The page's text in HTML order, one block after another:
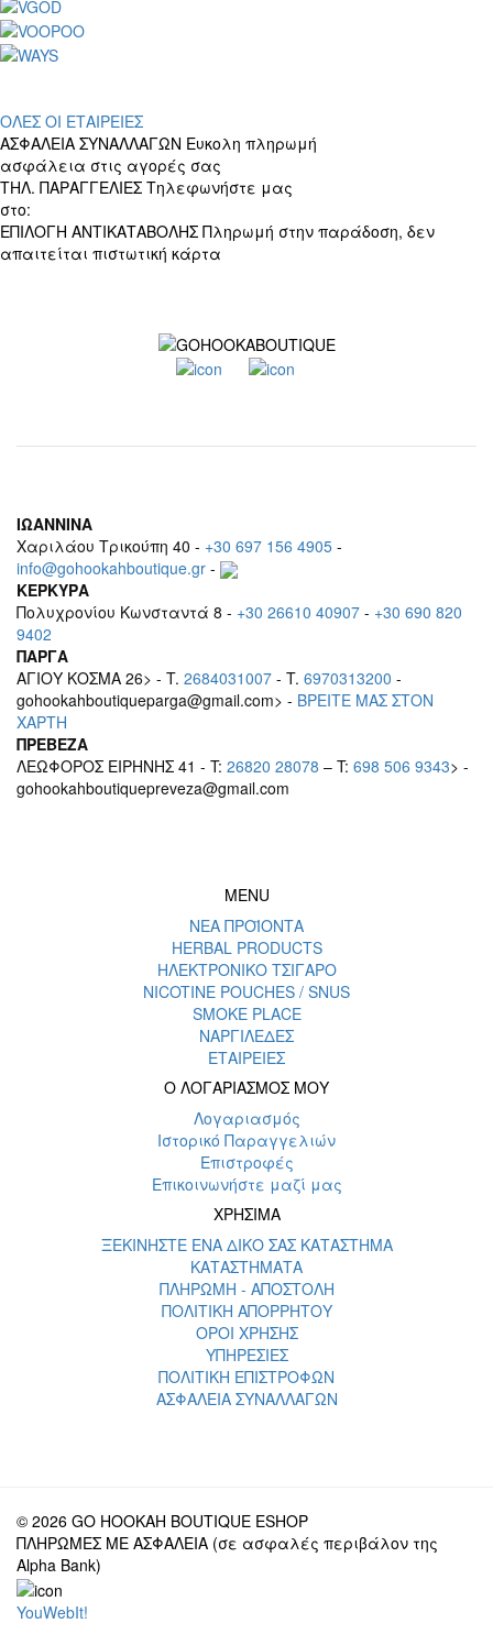
ΟΛΕΣ ΟΙ ΕΤΑΙΡΕΙΕΣ
ΑΣΦΑΛΕΙΑ ΣΥΝΑΛΛΑΓΩΝ Ευκολη πληρωμή
ασφάλεια στις αγορές σας
ΤΗΛ. ΠΑΡΑΓΓΕΛΙΕΣ Τηλεφωνήστε μας
στο:
ΕΠΙΛΟΓΗ ΑΝΤΙΚΑΤΑΒΟΛΗΣ Πληρωμή στην παράδοση, δεν
απαιτείται πιστωτική κάρτα
ΙΩΑΝΝΙΝΑ
Χαριλάου Τρικούπη 40 - +30 697 156 4905 -
info@gohookahboutique.gr -
ΚΕΡΚΥΡΑ
Πολυχρονίου Κωνσταντά 8 - +30 26610 40907 - +30 690 820
9402
ΠΑΡΓΑ
ΑΓΙΟΥ ΚΟΣΜΑ 26> - T. 2684031007 - T. 6970313200 -
gohookahboutiqueparga@gmail.com> - BΡEITE MAΣ ΣΤΟΝ
ΧΑΡΤΗ
ΠΡΕΒΕΖΑ
ΛΕΩΦΟΡΟΣ ΕΙΡΗΝΗΣ 41 - T: 26820 28078 – T: 698 506 9343> -
gohookahboutiquepreveza@gmail.com
MENU
ΝΕΑ ΠΡΟΪΟΝΤΑ
HERBAL PRODUCTS
ΗΛΕΚΤΡΟΝΙΚΟ ΤΣΙΓΑΡΟ
NICOTINE POUCHES / SNUS
SMOKE PLACE
ΝΑΡΓΙΛΕΔΕΣ
ΕΤΑΙΡΕΙΕΣ
Ο ΛΟΓΑΡΙΑΣΜΟΣ ΜΟΥ
Λογαριασμός
Ιστορικό Παραγγελιών
Επιστροφές
Επικοινωνήστε μαζί μας
ΧΡΗΣΙΜΑ
ΞΕΚΙΝΗΣΤΕ ΕΝΑ ΔΙΚΟ ΣΑΣ ΚΑΤΑΣΤΗΜΑ
ΚΑΤΑΣΤΗΜΑΤΑ
ΠΛΗΡΩΜΗ - ΑΠΟΣΤΟΛΗ
ΠΟΛΙΤΙΚΗ ΑΠΟΡΡΗΤΟΥ
ΟΡΟΙ ΧΡΗΣΗΣ
ΥΠΗΡΕΣΙΕΣ
ΠΟΛΙΤΙΚΗ ΕΠΙΣΤΡΟΦΩΝ
ΑΣΦΑΛΕΙΑ ΣΥΝΑΛΛΑΓΩΝ
© 2026 GO HOOKAH BOUTIQUE ESHOP
ΠΛΗΡΩΜΕΣ ΜΕ ΑΣΦΑΛΕΙΑ (σε ασφαλές περιβάλον της
Alpha Bank)
YouWebIt!